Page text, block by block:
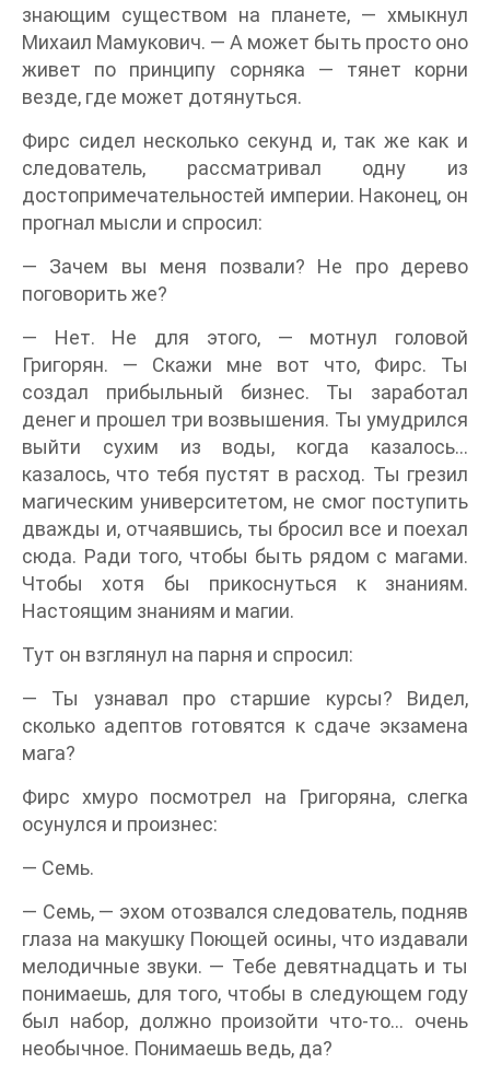
знающим существом на планете, — хмыкнул
Михаил Мамукович. — А может быть просто оно
живет по принципу сорняка — тянет корни
везде, где может дотянуться.
Фирс сидел несколько секунд и, так же как и
следователь, рассматривал одну из
достопримечательностей империи. Наконец, он
прогнал мысли и спросил:
— Зачем вы меня позвали? Не про дерево
поговорить же?
— Нет. Не для этого, — мотнул головой
Григорян. — Скажи мне вот что, Фирс. Ты
создал прибыльный бизнес. Ты заработал
денег и прошел три возвышения. Ты умудрился
выйти сухим из воды, когда казалось…
казалось, что тебя пустят в расход. Ты грезил
магическим университетом, не смог поступить
дважды и, отчаявшись, ты бросил все и поехал
сюда. Ради того, чтобы быть рядом с магами.
Чтобы хотя бы прикоснуться к знаниям.
Настоящим знаниям и магии.
Тут он взглянул на парня и спросил:
— Ты узнавал про старшие курсы? Видел,
сколько адептов готовятся к сдаче экзамена
мага?
Фирс хмуро посмотрел на Григоряна, слегка
осунулся и произнес:
— Семь.
— Семь, — эхом отозвался следователь, подняв
глаза на макушку Поющей осины, что издавали
мелодичные звуки. — Тебе девятнадцать и ты
понимаешь, для того, чтобы в следующем году
был набор, должно произойти что-то… очень
необычное. Понимаешь ведь, да?